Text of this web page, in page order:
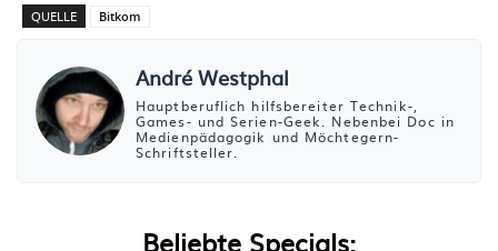
QUELLE Bitkom
André Westphal
Hauptberuflich hilfsbereiter Technik-,
Games- und Serien-Geek. Nebenbei Doc in
Medienpädagogik und Möchtegern-
Schriftsteller.
Beliebte Specials: